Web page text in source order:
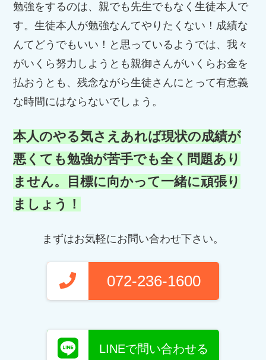
勉強をするのは、親でも先生でもなく生徒本人で
す。生徒本人が勉強なんてやりたくない！成績な
んてどうでもいい！と思っているようでは、我々
がいくら努力しようとも親御さんがいくらお金を
払おうとも、残念ながら生徒さんにとって有意義
な時間にはならないでしょう。
本人のやる気さえあれば現状の成績が
悪くても勉強が苦手でも全く問題あり
ません。目標に向かって一緒に頑張り
ましょう！
まずはお気軽にお問い合わせ下さい。
072-236-1600
LINEで問い合わせる